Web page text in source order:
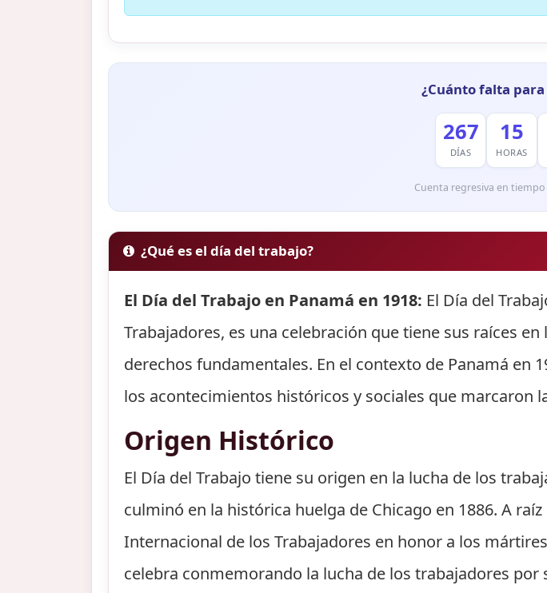
¿Cuánto falta
267
DÍAS
15
HORAS
Cuenta regresiva en tiempo
¿Qué es el día del trabajo?
El Día del Trabajo en Panamá en 1918: El Día del
Trabajadores, es una celebración que tiene sus raíces
derechos fundamentales. En el contexto de Panamá en
los acontecimientos históricos y sociales que marcaron
Origen Histórico
El Día del Trabajo tiene su origen en la lucha de los
culminó en la histórica huelga de Chicago en 1886. A
Internacional de los Trabajadores en honor a los
celebra conmemorando la lucha de los trabajadores por